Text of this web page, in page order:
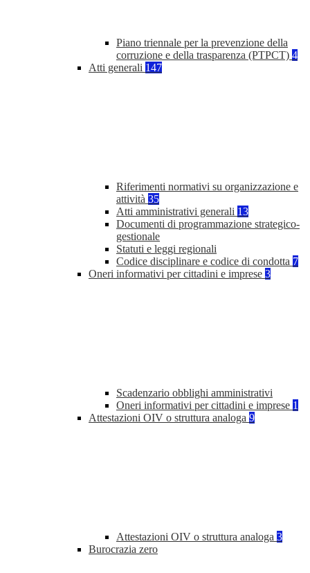
Piano triennale per la prevenzione della
corruzione e della trasparenza (PTPCT) 4
Atti generali 147
Riferimenti normativi su organizzazione e
attività 35
Atti amministrativi generali 13
Documenti di programmazione strategico-
gestionale
Statuti e leggi regionali
Codice disciplinare e codice di condotta 7
Oneri informativi per cittadini e imprese 3
Scadenzario obblighi amministrativi
Oneri informativi per cittadini e imprese 1
Attestazioni OIV o struttura analoga 9
Attestazioni OIV o struttura analoga 3
Burocrazia zero